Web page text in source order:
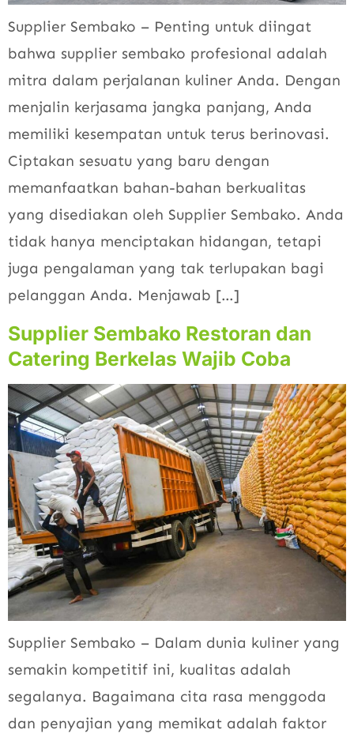
Supplier Sembako – Penting untuk diingat
bahwa supplier sembako profesional adalah
mitra dalam perjalanan kuliner Anda. Dengan
menjalin kerjasama jangka panjang, Anda
memiliki kesempatan untuk terus berinovasi.
Ciptakan sesuatu yang baru dengan
memanfaatkan bahan-bahan berkualitas
yang disediakan oleh Supplier Sembako. Anda
tidak hanya menciptakan hidangan, tetapi
juga pengalaman yang tak terlupakan bagi
pelanggan Anda. Menjawab […]
Supplier Sembako Restoran dan
Catering Berkelas Wajib Coba
Supplier Sembako – Dalam dunia kuliner yang
semakin kompetitif ini, kualitas adalah
segalanya. Bagaimana cita rasa menggoda
dan penyajian yang memikat adalah faktor